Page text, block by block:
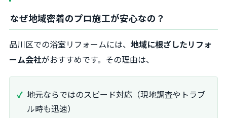
なぜ地域密着のプロ施工が安心なの？
品川区での浴室リフォームには、 地域に根ざしたリフォ
ーム会社がおすすめです。その理由は、
地元ならではのスピード対応（現地調査やトラブ
ル時も迅速）